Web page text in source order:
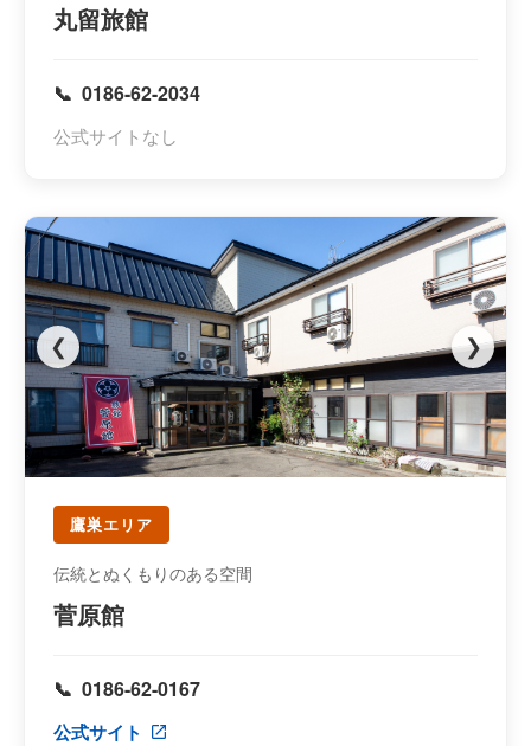
丸留旅館
0186-62-2034
公式サイトなし
❮ ❯
鷹巣エリア
伝統とぬくもりのある空間
菅原館
0186-62-0167
公式サイト